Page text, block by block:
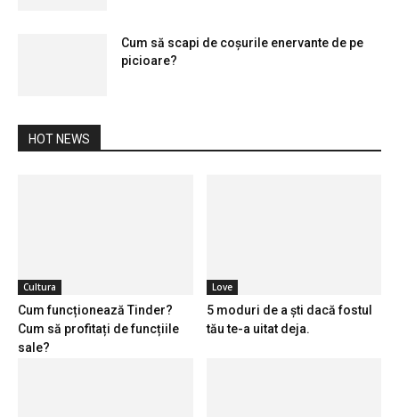
Cum să scapi de coșurile enervante de pe
picioare?
HOT NEWS
Cultura
Cum funcționează Tinder?
Cum să profitați de funcțiile
sale?
Love
5 moduri de a ști dacă fostul
tău te-a uitat deja.